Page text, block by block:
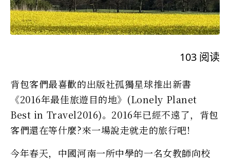
103 阅读
背包客們最喜歡的出版社孤獨星球推出新書
《2016年最佳旅遊目的地》(Lonely Planet
Best in Travel2016)。2016年已經不遠了，背包
客們還在等什麼?來一場說走就走的旅行吧!
今年春天，中國河南一所中學的一名女教師向校